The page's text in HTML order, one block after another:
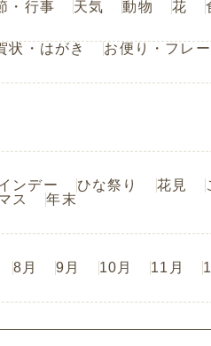
・行事 天気 動物 花
状・はがき お便り・フレ
ンデー ひな祭り 花見
ス 年末
8月 9月 10月 11月